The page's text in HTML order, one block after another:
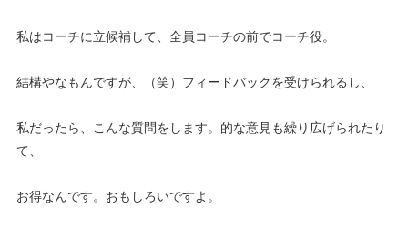
私はコーチに立候補して、全員コーチの前でコーチ役。
結構やなもんですが、（笑）フィードバックを受けられるし、
私だったら、こんな質問をします。的な意見も繰り広げられたり
て、
お得なんです。おもしろいですよ。